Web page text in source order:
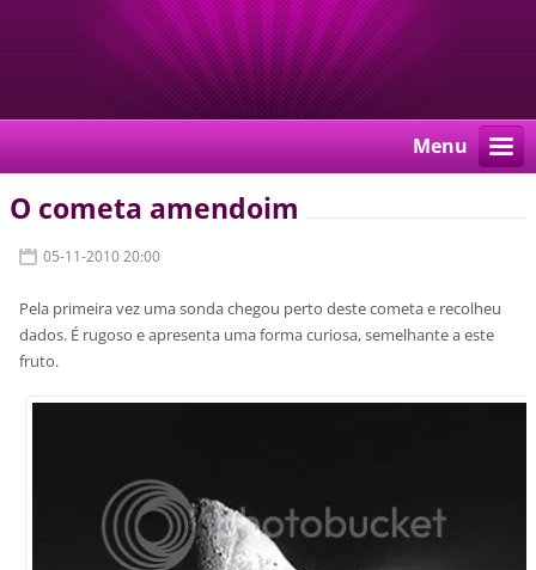
Menu
O cometa amendoim
05-11-2010 20:00
Pela primeira vez uma sonda chegou perto deste cometa e recolheu
dados. É rugoso e apresenta uma forma curiosa, semelhante a este
fruto.